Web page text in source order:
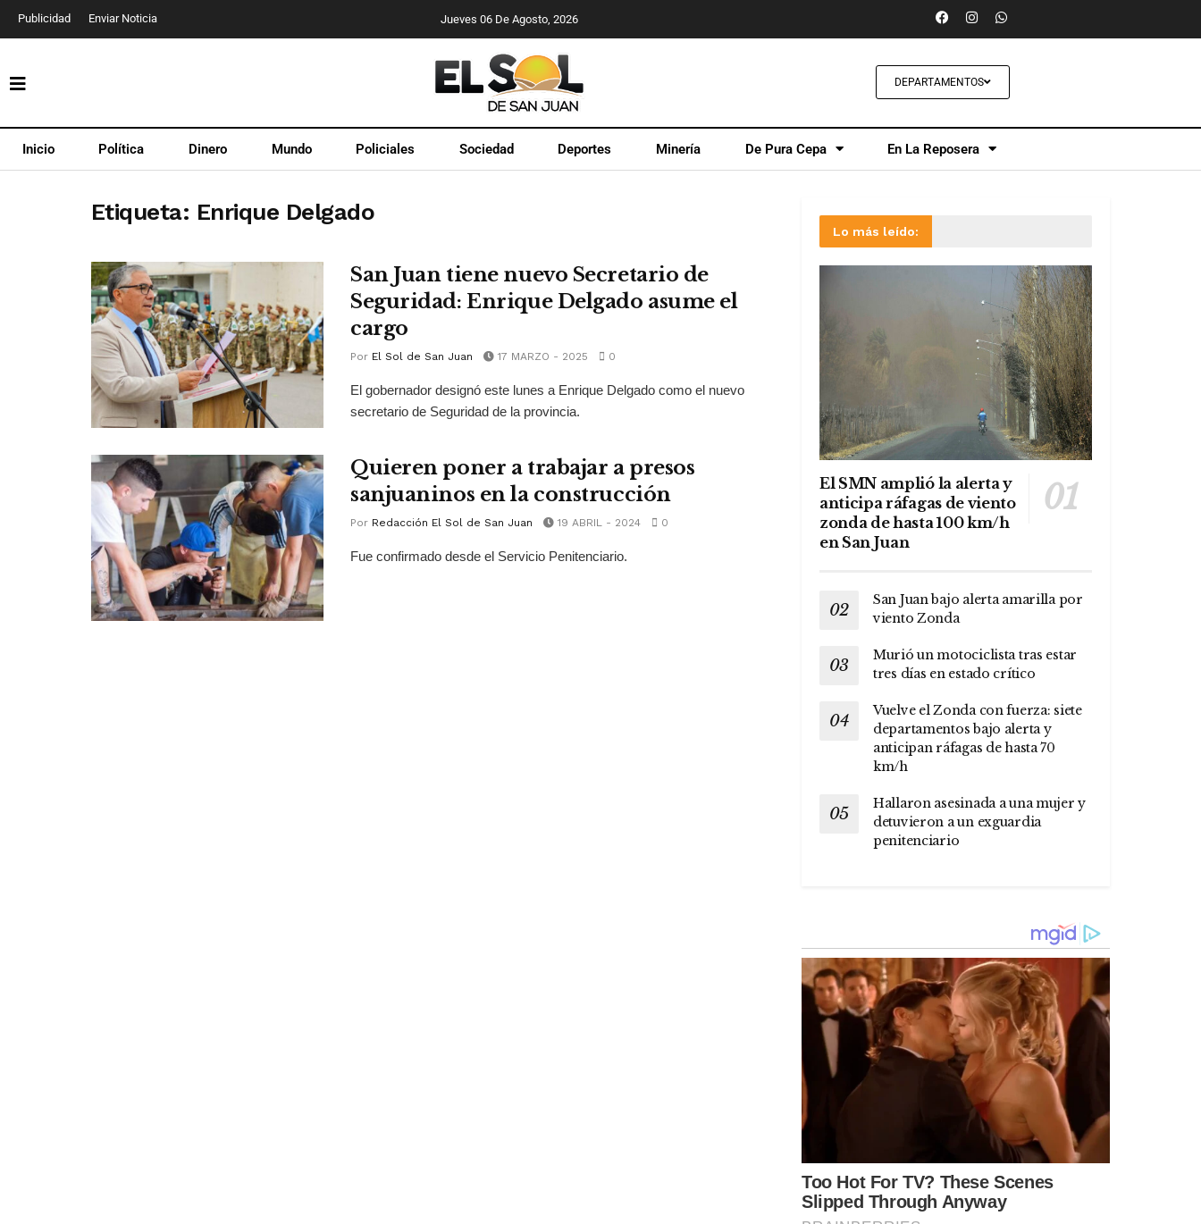
Publicidad Enviar Noticia Jueves 06 De Agosto, 2026
DEPARTAMENTOS
Inicio Política Dinero Mundo Policiales Sociedad Deportes Minería De Pura Cepa En La Reposera
Etiqueta: Enrique Delgado
San Juan tiene nuevo Secretario de
Seguridad: Enrique Delgado asume el
cargo
Por El Sol de San Juan 17 MARZO - 2025 0
El gobernador designó este lunes a Enrique Delgado como el nuevo
secretario de Seguridad de la provincia.
Quieren poner a trabajar a presos
sanjuaninos en la construcción
Por Redacción El Sol de San Juan 19 ABRIL - 2024 0
Fue confirmado desde el Servicio Penitenciario.
Lo más leído:
El SMN amplió la alerta y
anticipa ráfagas de viento
zonda de hasta 100 km/h
en San Juan
San Juan bajo alerta amarilla por
viento Zonda
Murió un motociclista tras estar
tres días en estado crítico
Vuelve el Zonda con fuerza: siete
departamentos bajo alerta y
anticipan ráfagas de hasta 70
km/h
Hallaron asesinada a una mujer y
detuvieron a un exguardia
penitenciario